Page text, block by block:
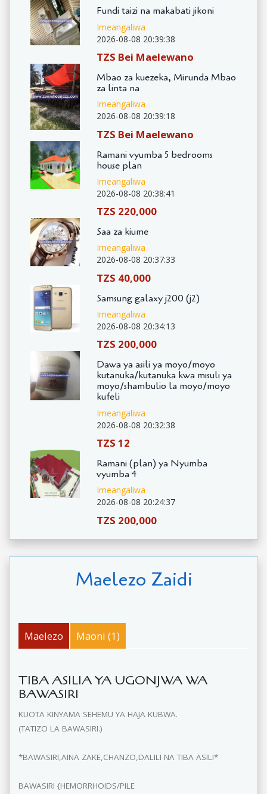
Fundi taizi na makabati jikoni
Imeangaliwa
2026-08-08 20:39:38
TZS Bei Maelewano
Mbao za kuezeka, Mirunda Mbao
za linta na
Imeangaliwa
2026-08-08 20:39:18
TZS Bei Maelewano
Ramani vyumba 5 bedrooms
house plan
Imeangaliwa
2026-08-08 20:38:41
TZS 220,000
Saa za kiume
Imeangaliwa
2026-08-08 20:37:33
TZS 40,000
Samsung galaxy j200 (j2)
Imeangaliwa
2026-08-08 20:34:13
TZS 200,000
Dawa ya asili ya moyo/moyo
kutanuka/kutanuka kwa misuli ya
moyo/shambulio la moyo/moyo
kufeli
Imeangaliwa
2026-08-08 20:32:38
TZS 12
Ramani (plan) ya Nyumba
vyumba 4
Imeangaliwa
2026-08-08 20:24:37
TZS 200,000
Maelezo Zaidi
Maelezo Maoni (1)
TIBA ASILIA YA UGONJWA WA
BAWASIRI
KUOTA KINYAMA SEHEMU YA HAJA KUBWA.
(TATIZO LA BAWASIRI.)
*BAWASIRI,AINA ZAKE,CHANZO,DALILI NA TIBA ASILI*
BAWASIRI {HEMORRHOIDS/PILE